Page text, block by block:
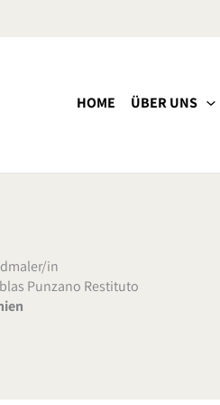
HOME ÜBER UNS
in
Punzano Restituto